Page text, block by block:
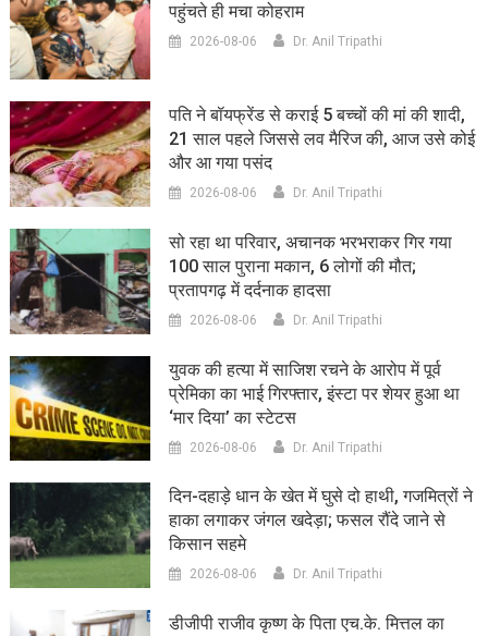
पहुंचते ही मचा कोहराम
2026-08-06 Dr. Anil Tripathi
पति ने बॉयफ्रेंड से कराई 5 बच्चों की मां की शादी,
21 साल पहले जिससे लव मैरिज की, आज उसे कोई
और आ गया पसंद
2026-08-06 Dr. Anil Tripathi
सो रहा था परिवार, अचानक भरभराकर गिर गया
100 साल पुराना मकान, 6 लोगों की मौत;
प्रतापगढ़ में दर्दनाक हादसा
2026-08-06 Dr. Anil Tripathi
युवक की हत्या में साजिश रचने के आरोप में पूर्व
प्रेमिका का भाई गिरफ्तार, इंस्टा पर शेयर हुआ था
‘मार दिया’ का स्टेटस
2026-08-06 Dr. Anil Tripathi
दिन-दहाड़े धान के खेत में घुसे दो हाथी, गजमित्रों ने
हाका लगाकर जंगल खदेड़ा; फसल रौंदे जाने से
किसान सहमे
2026-08-06 Dr. Anil Tripathi
डीजीपी राजीव कृष्ण के पिता एच.के. मित्तल का